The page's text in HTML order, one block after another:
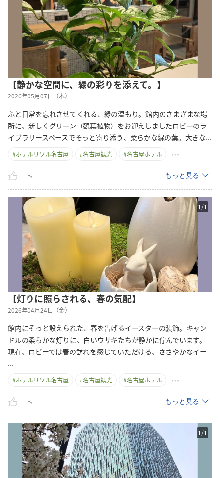
【静かな空間に、緑の彩りを添えて。】
2026年05月07日（木）
ふと日常を忘れさせてくれる、緑の温もり。館内のさまざまな場
所に、新しくグリーン（観葉植物）をお迎えしましたロビーのラ
イブラリースペースでそっと寄り添う、柔らかな緑の葉。大きな...
#ホテルリソル名古屋 #名古屋観光 #名古屋ホテル
もっと見る
1 /1
【灯りに照らされる、春の気配】
2026年04月24日（金）
館内にそっと設えられた、春を告げるイースターの装飾。キャン
ドルの柔らかな灯りに、白いウサギたちが静かに佇んでいます。
現在、ロビーでは春の訪れを感じていただける、ささやかなイー
...
#ホテルリソル名古屋 #名古屋観光 #名古屋ホテル
もっと見る
1 /1